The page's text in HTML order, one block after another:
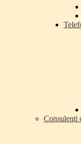
Consulenti